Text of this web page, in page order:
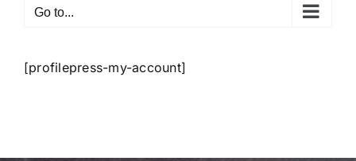
Go to...
[profilepress-my-account]